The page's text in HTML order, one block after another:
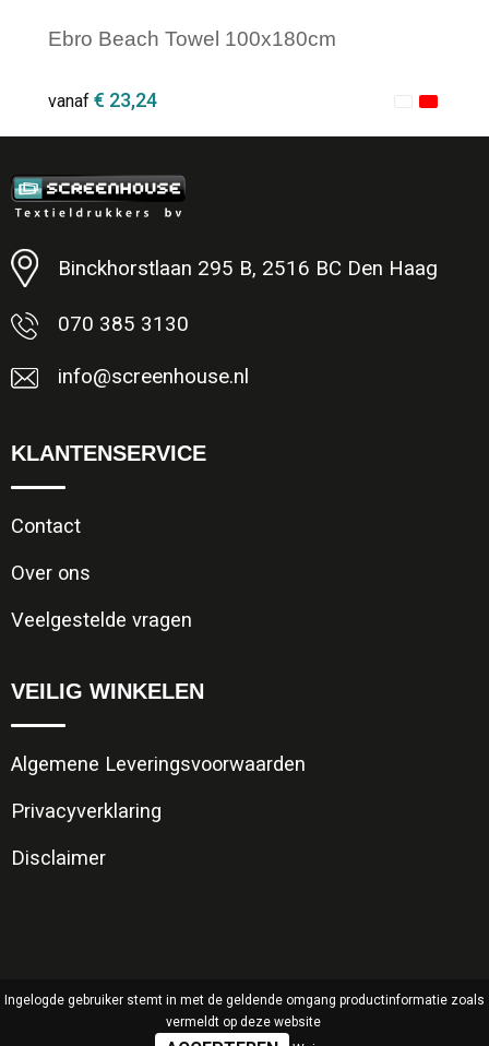
Ebro Beach Towel 100x180cm
vanaf € 23,24
Minimale afname: 1
Binckhorstlaan 295 B, 2516 BC Den Haag
070 385 3130
info@screenhouse.nl
KLANTENSERVICE
Contact
Over ons
Veelgestelde vragen
VEILIG WINKELEN
Algemene Leveringsvoorwaarden
Privacyverklaring
Disclaimer
Ingelogde gebruiker stemt in met de geldende omgang productinformatie zoals
vermeldt op deze website